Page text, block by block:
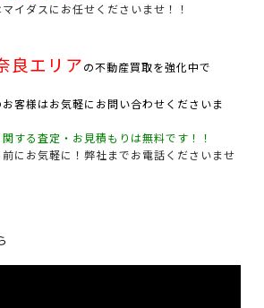
イダスにお任せくださいませ！！
良エリアの不動産買取を強化中で
客様はお気軽にお問い合わせくださいま
する査定・お見積もりは無料です！！
にお気軽に！弊社までお電話くださいませ